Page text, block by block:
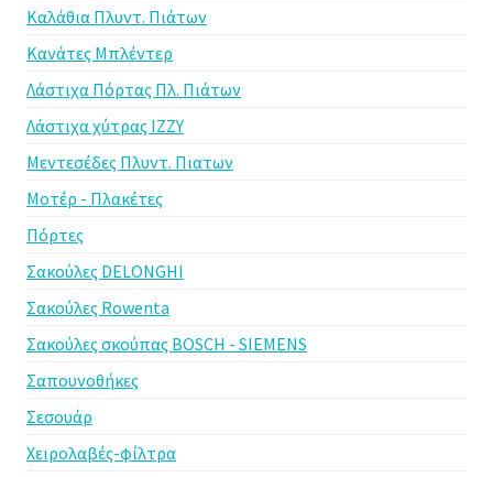
Καλάθια Πλυντ. Πιάτων
Κανάτες Μπλέντερ
Λάστιχα Πόρτας Πλ. Πιάτων
Λάστιχα χύτρας IZZY
Μεντεσέδες Πλυντ. Πιατων
Μοτέρ - Πλακέτες
Πόρτες
Σακούλες DELONGHI
Σακούλες Rowenta
Σακούλες σκούπας BOSCH - SIEMENS
Σαπουνοθήκες
Σεσουάρ
Χειρολαβές-φίλτρα